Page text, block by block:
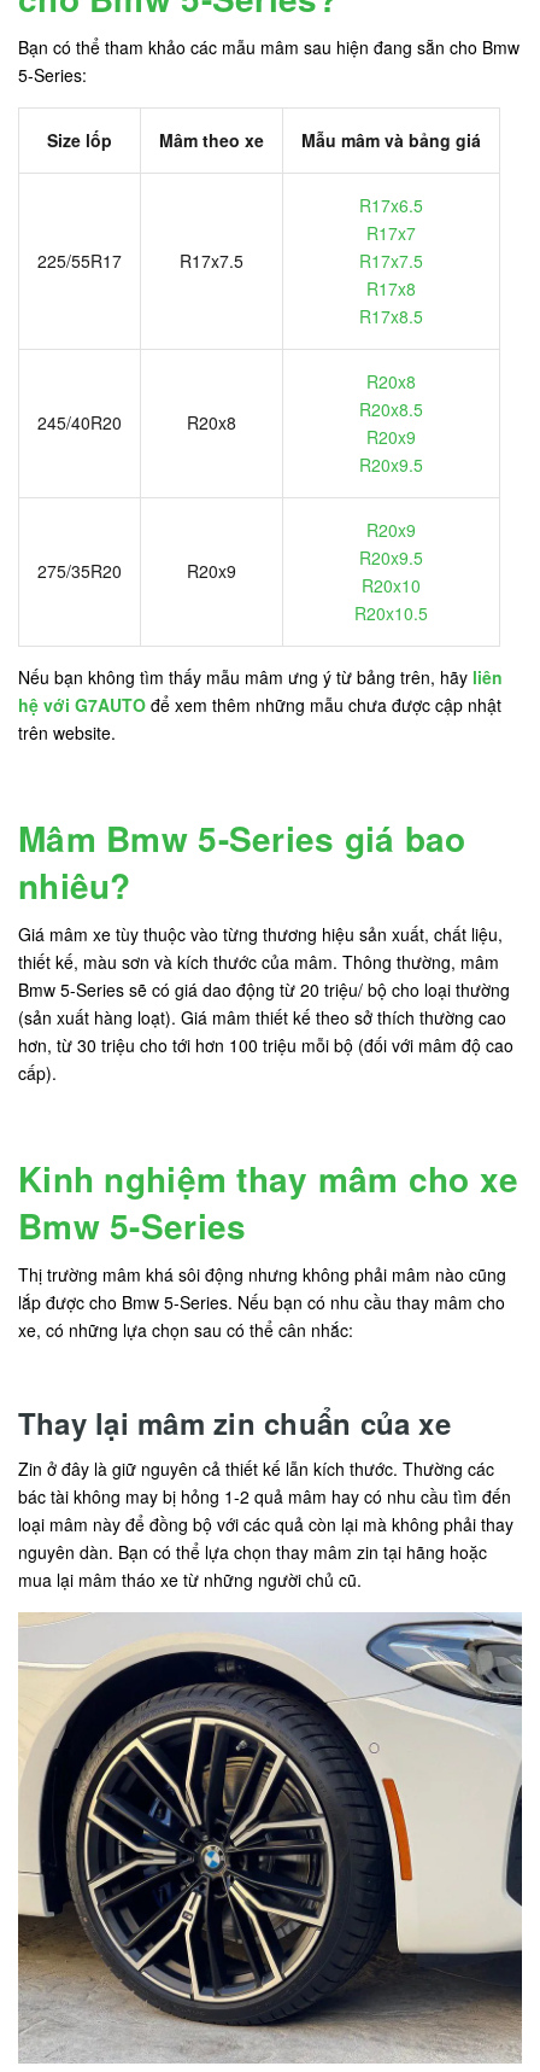
Bạn có thể tham khảo các mẫu mâm sau hiện đang sẵn cho Bmw
5-Series:
Size lốp Mâm theo xe Mẫu mâm và bảng giá
225/55R17 R17x7.5
R17x6.5
R17x7
R17x7.5
R17x8
R17x8.5
245/40R20 R20x8
R20x8
R20x8.5
R20x9
R20x9.5
275/35R20 R20x9
R20x9
R20x9.5
R20x10
R20x10.5
Nếu bạn không tìm thấy mẫu mâm ưng ý từ bảng trên, hãy liên
hệ với G7AUTO để xem thêm những mẫu chưa được cập nhật
trên website.
Mâm Bmw 5-Series giá bao
nhiêu?
Giá mâm xe tùy thuộc vào từng thương hiệu sản xuất, chất liệu,
thiết kế, màu sơn và kích thước của mâm. Thông thường, mâm
Bmw 5-Series sẽ có giá dao động từ 20 triệu/ bộ cho loại thường
(sản xuất hàng loạt). Giá mâm thiết kế theo sở thích thường cao
hơn, từ 30 triệu cho tới hơn 100 triệu mỗi bộ (đối với mâm độ cao
cấp).
Kinh nghiệm thay mâm cho xe
Bmw 5-Series
Thị trường mâm khá sôi động nhưng không phải mâm nào cũng
lắp được cho Bmw 5-Series. Nếu bạn có nhu cầu thay mâm cho
xe, có những lựa chọn sau có thể cân nhắc:
Thay lại mâm zin chuẩn của xe
Zin ở đây là giữ nguyên cả thiết kế lẫn kích thước. Thường các
bác tài không may bị hỏng 1-2 quả mâm hay có nhu cầu tìm đến
loại mâm này để đồng bộ với các quả còn lại mà không phải thay
nguyên dàn. Bạn có thể lựa chọn thay mâm zin tại hãng hoặc
mua lại mâm tháo xe từ những người chủ cũ.